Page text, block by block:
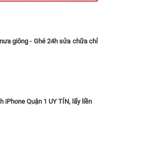
giông - Ghé 24h sửa chữa chỉ
iPhone Quận 1 UY TÍN, lấy liền